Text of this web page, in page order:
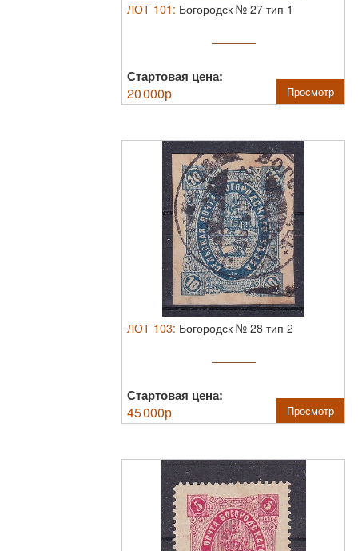
ЛОТ 101 : Богородск № 27 тип 1
Стартовая цена:
20 000р Просмотр
ЛОТ 103: Богородск № 28 тип 2
Стартовая цена:
45 000р Просмотр